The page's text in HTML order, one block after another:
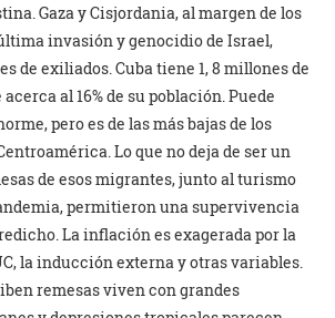
Gaza y Cisjordania, al margen de los
invasión y genocidio de Israel,
de exiliados. Cuba tiene 1, 8 millones de
al 16% de su población. Puede
pero es de las más bajas de los
Lo que no deja de ser un
de esos migrantes, junto al turismo
permitieron una supervivencia
La inflación es exagerada por la
la inducción externa y otras variables.
remesas viven con grandes